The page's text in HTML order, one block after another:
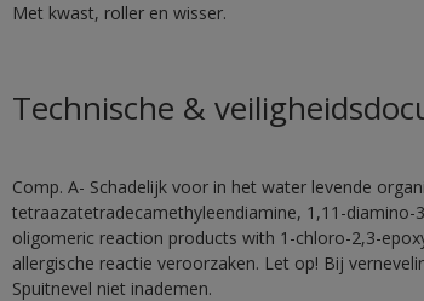
Met kwast, roller en wisser.
Technische &
Comp. A- Schadelijk voor in het water levende
tetraazatetradecamethyleendiamine, 1,11-
oligomeric reaction products with 1-chloro-2,3-
allergische reactie veroorzaken. Let op! Bij
Spuitnevel niet inademen.